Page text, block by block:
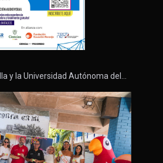
y la Universidad Autónoma del…